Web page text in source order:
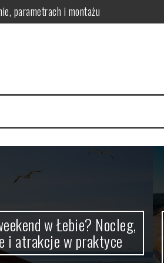
parametrach i montażu
Park Narodowy)
oklejenia
w Łebie? Nocleg,
i atrakcje w praktyce